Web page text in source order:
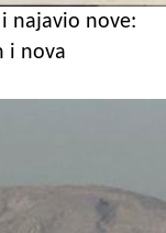
najavio nove:
i nova